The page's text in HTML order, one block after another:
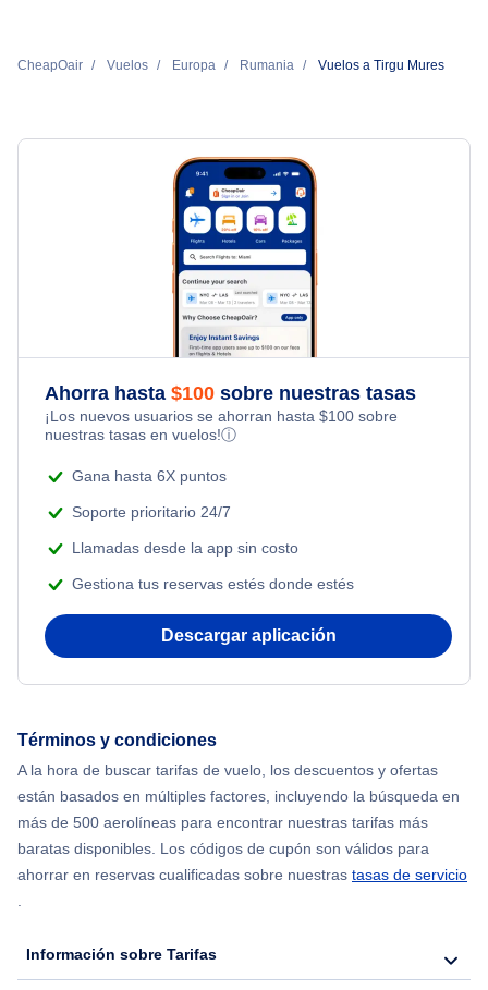
CheapOair Vuelos Europa Rumania Vuelos a Tirgu Mures
Ahorra hasta $100 sobre nuestras tasas
¡Los nuevos usuarios se ahorran hasta $100 sobre
nuestras tasas en vuelos!ⓘ
Gana hasta 6X puntos
Soporte prioritario 24/7
Llamadas desde la app sin costo
Gestiona tus reservas estés donde estés
Descargar aplicación
Términos y condiciones
A la hora de buscar tarifas de vuelo, los descuentos y ofertas
están basados en múltiples factores, incluyendo la búsqueda en
más de 500 aerolíneas para encontrar nuestras tarifas más
baratas disponibles. Los códigos de cupón son válidos para
ahorrar en reservas cualificadas sobre nuestras tasas de servicio
.
Información sobre Tarifas